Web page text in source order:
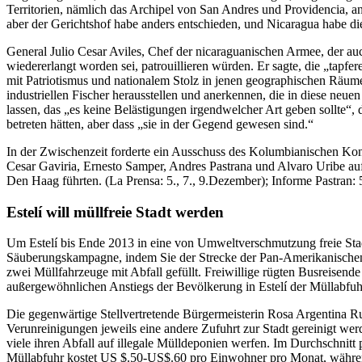
Territorien, nämlich das Archipel von San Andres und Providencia,
aber der Gerichtshof habe anders entschieden, und Nicaragua habe
General Julio Cesar Aviles, Chef der nicaraguanischen Armee, der
wiedererlangt worden sei, patrouillieren würden. Er sagte, die
mit Patriotismus und nationalem Stolz in jenen geographischen
industriellen Fischer herausstellen und anerkennen, die in diese
lassen, das „es keine Belästigungen irgendwelcher Art geben
betreten hätten, aber dass „sie in der Gegend gewesen sind.“
In der Zwischenzeit forderte ein Ausschuss des Kolumbianischen
Cesar Gaviria, Ernesto Samper, Andres Pastrana und Alvaro Uribe
Den Haag führten. (La Prensa: 5., 7., 9.Dezember); Informe
Estelí will müllfreie Stadt werden
Um Estelí bis Ende 2013 in eine von Umweltverschmutzung freie
Säuberungskampagne, indem Sie der Strecke der Pan-
zwei Müllfahrzeuge mit Abfall gefüllt. Freiwillige rügten Busreisende
außergewöhnlichen Anstiegs der Bevölkerung in Estelí der
Die gegenwärtige Stellvertretende Bürgermeisterin Rosa Argentina
Verunreinigungen jeweils eine andere Zufuhrt zur Stadt gereinigt
viele ihren Abfall auf illegale Mülldeponien werfen. Im
Müllabfuhr kostet US $.50-US$.60 pro Einwohner pro Monat,